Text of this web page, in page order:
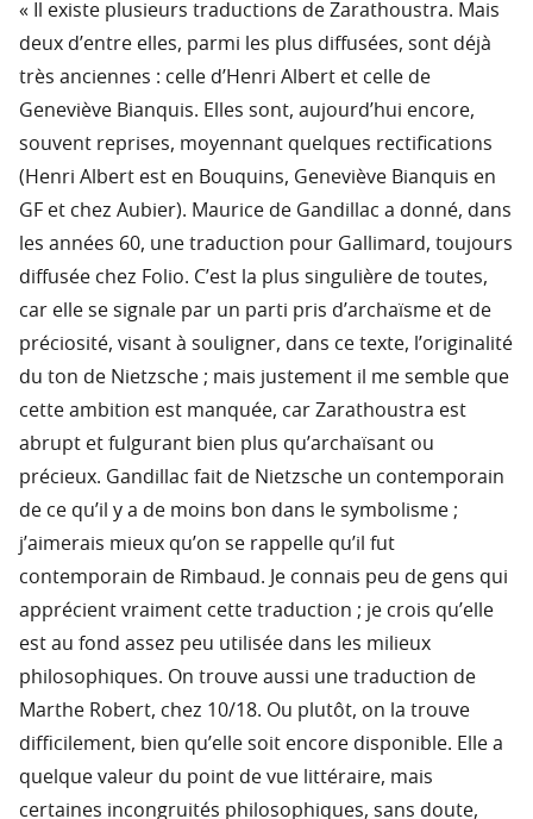
« Il existe plusieurs traductions de Zarathoustra. Mais
deux d’entre elles, parmi les plus diffusées, sont déjà
très anciennes : celle d’Henri Albert et celle de
Geneviève Bianquis. Elles sont, aujourd’hui encore,
souvent reprises, moyennant quelques rectifications
(Henri Albert est en Bouquins, Geneviève Bianquis en
GF et chez Aubier). Maurice de Gandillac a donné, dans
les années 60, une traduction pour Gallimard, toujours
diffusée chez Folio. C’est la plus singulière de toutes,
car elle se signale par un parti pris d’archaïsme et de
préciosité, visant à souligner, dans ce texte, l’originalité
du ton de Nietzsche ; mais justement il me semble que
cette ambition est manquée, car Zarathoustra est
abrupt et fulgurant bien plus qu’archaïsant ou
précieux. Gandillac fait de Nietzsche un contemporain
de ce qu’il y a de moins bon dans le symbolisme ;
j’aimerais mieux qu’on se rappelle qu’il fut
contemporain de Rimbaud. Je connais peu de gens qui
apprécient vraiment cette traduction ; je crois qu’elle
est au fond assez peu utilisée dans les milieux
philosophiques. On trouve aussi une traduction de
Marthe Robert, chez 10/18. Ou plutôt, on la trouve
difficilement, bien qu’elle soit encore disponible. Elle a
quelque valeur du point de vue littéraire, mais
certaines incongruités philosophiques, sans doute,